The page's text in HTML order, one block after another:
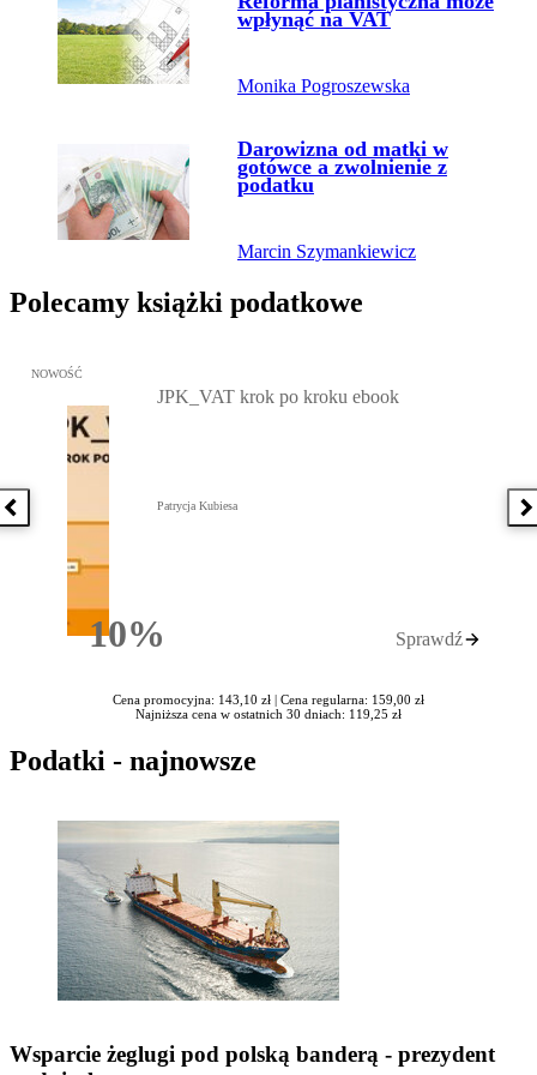
wpłynąć na VAT
Monika Pogroszewska
Przejdź do artykułu:
Darowizna od matki w
gotówce a zwolnienie z
podatku
Marcin Szymankiewicz
Polecamy książki podatkowe
Poprzednia książka
Przejdź do: JPK_VAT krok po kroku ebook, Patrycja Kubiesa -
NOWOŚĆ
10%Rabatu
JPK_VAT krok po kroku ebook
Patrycja Kubiesa
Sprawdź
Cena promocyjna: 143,10 zł | Cena regularna: 159,00 zł
Najniższa cena w ostatnich 30 dniach: 119,25 zł
Podatki - najnowsze
Wsparcie żeglugi pod polską banderą - prezydent